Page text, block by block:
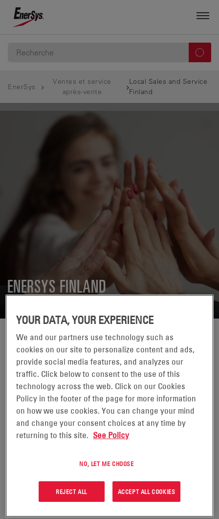
EnerSys
Ventes et service
après-vente
Local Sales and Service
Finland
ENERSYS FINLAND
BATTERIES DE TRACTION
Logistique et entrepôts
MARKO SALMINEN
YOUR DATA, YOUR EXPERIENCE
We and our partners use technology such as
cookies on our site to personalize content and ads,
provide social media features, and analyzes our
traffic. Click below to consent to the use of this
technology across the web. Click on our Cookies
Policy in the footer of the page for more information
on how we use cookies. You can change your mind
and change your consent choices at any time by
returning to this site. See Policy
NO, LET ME CHOOSE
REJECT ALL ACCEPT ALL COOKIES